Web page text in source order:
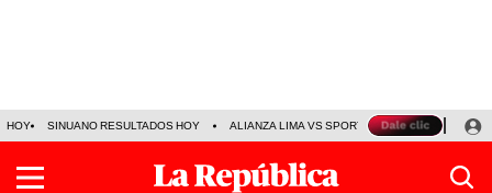
HOY SINUANO RESULTADOS HOY ALIANZA LIMA VS SPORT BOYS JORGE